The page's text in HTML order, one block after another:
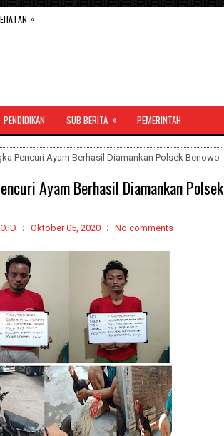
»
PENDIDIKAN SUB BERITA » PEMERINTAH
Pencuri Ayam Berhasil Diamankan Polsek Benowo
Ayam Berhasil Diamankan Polsek
Oktober 05, 2020 No comments